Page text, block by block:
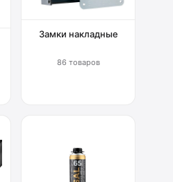
Замки накладные
86 товаров